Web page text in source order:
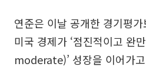
연준은 이날 공개한 경기평
미국 경제가 ‘점진적이고
moderate)’ 성장을 이어가